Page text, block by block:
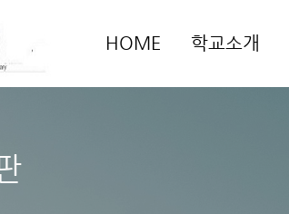
HOME 학교소개